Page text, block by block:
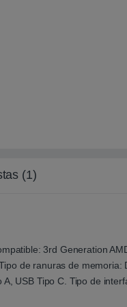
(1)
3rd Generation
de ranuras de memoria:
USB Tipo C. Tipo de